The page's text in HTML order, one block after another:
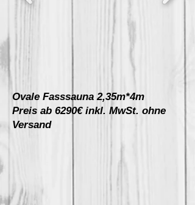
Ovale Fasssauna 2,35m*4m
Preis ab 6290€ inkl. MwSt. ohne
Versand